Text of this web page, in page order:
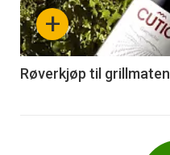
nå
-
6
+
Røverkjøp til grillmaten